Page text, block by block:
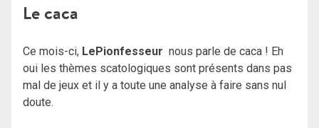
Le caca
Ce mois-ci, LePionfesseur nous parle de caca ! Eh
oui les thèmes scatologiques sont présents dans pas
mal de jeux et il y a toute une analyse à faire sans nul
doute.